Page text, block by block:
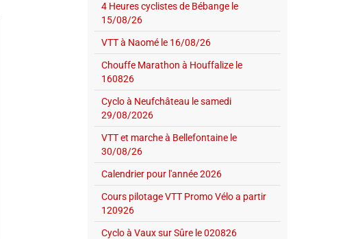
4 Heures cyclistes de Bébange le
15/08/26
VTT à Naomé le 16/08/26
Chouffe Marathon à Houffalize le
160826
Cyclo à Neufchâteau le samedi
29/08/2026
VTT et marche à Bellefontaine le
30/08/26
Calendrier pour l'année 2026
Cours pilotage VTT Promo Vélo a partir
120926
Cyclo à Vaux sur Sûre le 020826